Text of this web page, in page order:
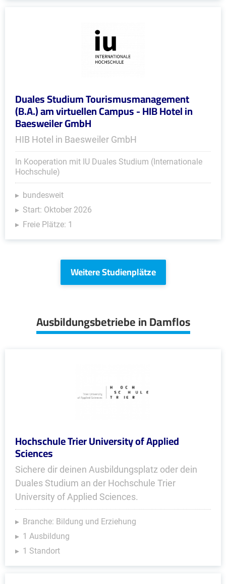
Duales Studium Tourismusmanagement
(B.A.) am virtuellen Campus - HIB Hotel in
Baesweiler GmbH
HIB Hotel in Baesweiler GmbH
In Kooperation mit IU Duales Studium (Internationale
Hochschule)
bundesweit
Start: Oktober 2026
Freie Plätze: 1
Weitere Studienplätze
Ausbildungsbetriebe in Damflos
Hochschule Trier University of Applied
Sciences
Sichere dir deinen Ausbildungsplatz oder dein
Duales Studium an der Hochschule Trier
University of Applied Sciences.
Branche: Bildung und Erziehung
1 Ausbildung
1 Standort